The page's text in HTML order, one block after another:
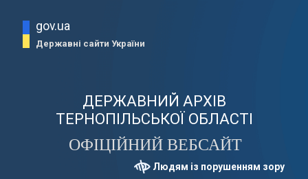
gov.ua
Державні сайти України
ДЕРЖАВНИЙ АРХІВ
ТЕРНОПІЛЬСЬКОЇ ОБЛАСТІ
ОФІЦІЙНИЙ ВЕБСАЙТ
Людям із порушенням зору